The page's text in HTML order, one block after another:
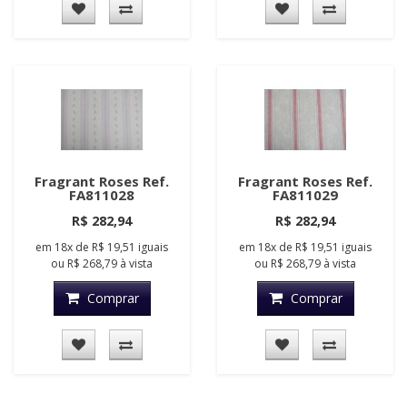
Fragrant Roses Ref.
FA811028
R$ 282,94
em 18x de R$ 19,51 iguais
ou R$ 268,79 à vista
Comprar
Fragrant Roses Ref.
FA811029
R$ 282,94
em 18x de R$ 19,51 iguais
ou R$ 268,79 à vista
Comprar